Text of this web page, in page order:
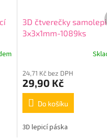
3D čtverečky
3x3x1mm-1089ks
24,71 Kč bez DPH
29,90 Kč
Do košíku
3D lepicí páska